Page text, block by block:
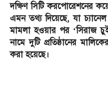
দক্ষিণ সিটি করপোরেশনের
এমন তথ্য দিয়েছে, যা
মামলা হওয়ার পর ‘সিরাজ
নামে দুটি প্রতিষ্ঠানের
করা হয়েছে।